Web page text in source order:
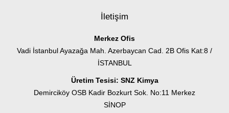
İletişim
Merkez Ofis
Vadi İstanbul Ayazağa Mah. Azerbaycan Cad. 2B Ofis Kat:8 /
İSTANBUL
Üretim Tesisi: SNZ Kimya
Demirciköy OSB Kadir Bozkurt Sok. No:11 Merkez
SİNOP